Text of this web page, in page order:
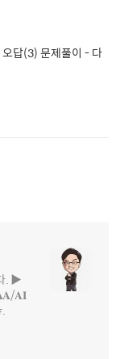
답(3) 문제풀이 - 다
. ▶
𝐀𝐈